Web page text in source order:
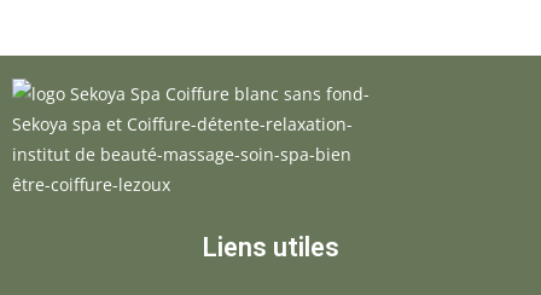
Liens utiles